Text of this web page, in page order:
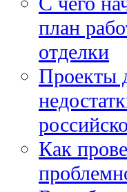
план
отделки
Проекты
Как